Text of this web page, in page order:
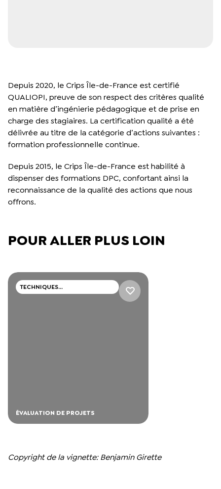
Depuis 2020, le Crips Île-de-France est certifié
QUALIOPI, preuve de son respect des critères qualité
en matière d’ingénierie pédagogique et de prise en
charge des stagiaires. La certification qualité a été
délivrée au titre de la catégorie d’actions suivantes :
formation professionnelle continue.
Depuis 2015, le Crips Île-de-France est habilité à
dispenser des formations DPC, confortant ainsi la
reconnaissance de la qualité des actions que nous
offrons.
POUR ALLER PLUS LOIN
TECHNIQUES
PROFESSIONNELLES
ÉVALUATION DE PROJETS
Copyright de la vignette: Benjamin Girette